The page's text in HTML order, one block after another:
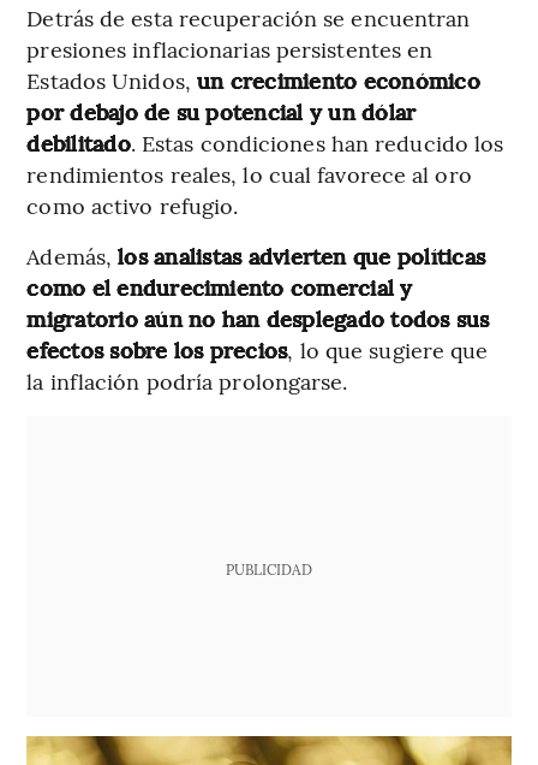
Detrás de esta recuperación se encuentran
presiones inflacionarias persistentes en
Estados Unidos, un crecimiento económico
por debajo de su potencial y un dólar
debilitado. Estas condiciones han reducido los
rendimientos reales, lo cual favorece al oro
como activo refugio.
Además,los analistas advierten que políticas
como el endurecimiento comercial y
migratorio aún no han desplegado todos sus
efectos sobre los precios, lo que sugiere que
la inflación podría prolongarse.
PUBLICIDAD